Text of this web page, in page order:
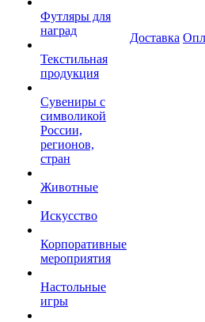
Футляры для
наград
Текстильная
продукция
Сувениры с
символикой
России,
регионов,
стран
Животные
Искусство
Корпоративные
мероприятия
Настольные
игры
Доставка